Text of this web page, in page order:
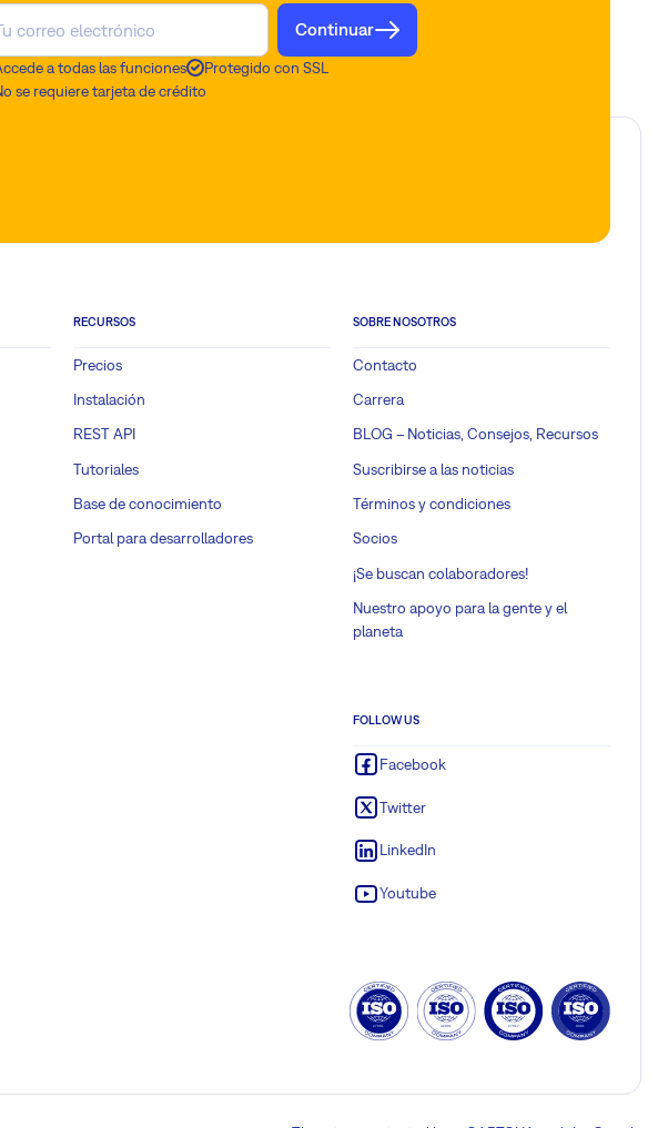
Continuar
a todas las funciones
Protegido con SSL
se requiere tarjeta de crédito
RECURSOS
Precios
Instalación
REST API
Tutoriales
Base de conocimiento
Portal para desarrolladores
SOBRE NOSOTROS
Contacto
Carrera
BLOG – Noticias, Consejos, Recursos
Suscribirse a las noticias
Términos y condiciones
Socios
¡Se buscan colaboradores!
Nuestro apoyo para la gente y el
planeta
FOLLOW US
Facebook
Twitter
LinkedIn
Youtube